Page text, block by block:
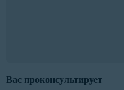
Вас проконсультирует